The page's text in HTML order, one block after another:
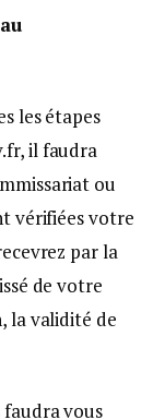
les étapes
il faudra
ou
vérifiées votre
par la
de votre
la validité de
faudra vous